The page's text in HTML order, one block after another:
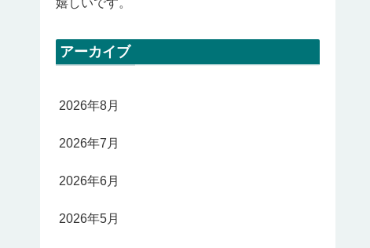
アーカイブ
2026年8月
2026年7月
2026年6月
2026年5月